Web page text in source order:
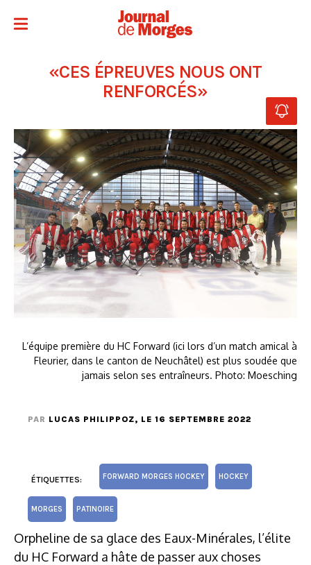
«CES ÉPREUVES NOUS ONT
RENFORCÉS»
L’équipe première du HC Forward (ici lors d’un match amical à
Fleurier, dans le canton de Neuchâtel) est plus soudée que
jamais selon ses entraîneurs. Photo: Moesching
PAR LUCAS PHILIPPOZ, LE 16 SEPTEMBRE 2022
ÉTIQUETTES: FORWARD MORGES HOCKEY HOCKEY
MORGES PATINOIRE
Orpheline de sa glace des Eaux-Minérales, l’élite
du HC Forward a hâte de passer aux choses